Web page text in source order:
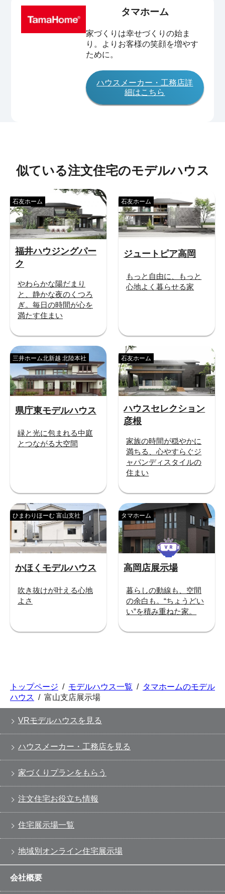
タマホーム
家づくりは幸せづくりの始ま
り。よりお客様の笑顔を増やす
ために。
ハウスメーカー・工務店詳
細はこちら
似ている注文住宅のモデルハウス
福井ハウジングパー
ク
石友ホーム
やわらかな陽だまり
と、静かな夜のくつろ
ぎ。毎日の時間が心を
満たす住まい
ジュートピア高岡
石友ホーム
もっと自由に、もっと
心地よく暮らせる家
県庁東モデルハウス
三井ホーム北新越 北陸本社
緑と光に包まれる中庭
とつながる大空間
ハウスセレクション
彦根
石友ホーム
家族の時間が穏やかに
満ちる、心やすらぐジ
ャパンディスタイルの
住まい
かほくモデルハウス
ひまわりほーむ 富山支社
吹き抜けが叶える心地
よさ
高岡店展示場
タマホーム
暮らしの動線も、空間
の余白も。“ちょうどい
い”を積み重ねた家。
トップページ / モデルハウス一覧 / タマホームのモデル
ハウス / 富山支店展示場
VRモデルハウスを見る
ハウスメーカー・工務店を見る
家づくりプランをもらう
注文住宅お役立ち情報
住宅展示場一覧
地域別オンライン住宅展示場
会社概要